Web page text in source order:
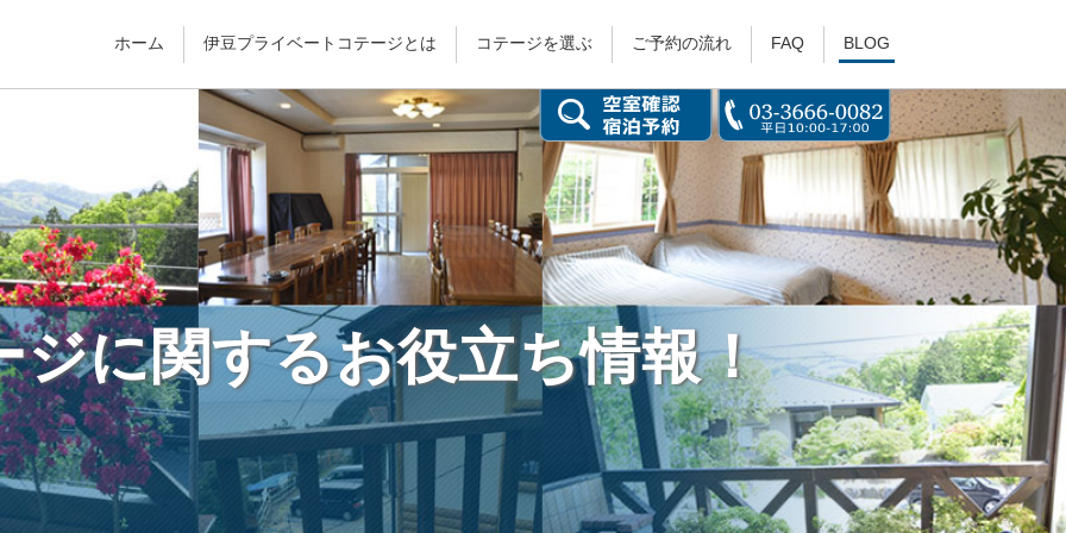
ホーム 伊豆プライベートコテージとは コテージを選ぶ ご予約の流れ FAQ BLOG
ジに関するお役立ち情報！